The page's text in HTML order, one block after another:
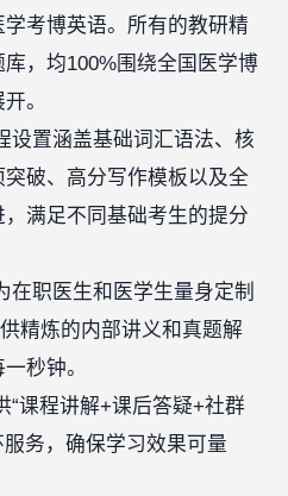
考博英语。所有的教研精
，均100%围绕全国医学博
。
设置涵盖基础词汇语法、核
破、高分写作模板以及全
满足不同基础考生的提分
在职医生和医学生量身定制
精炼的内部讲义和真题解
秒钟。
“课程讲解+课后答疑+社群
务，确保学习效果可量